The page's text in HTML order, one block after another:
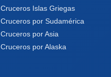
Cruceros Islas Griegas
Cruceros por Sudamérica
Cruceros por Asia
Cruceros por Alaska